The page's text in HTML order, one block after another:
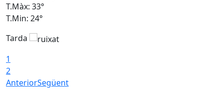
T.Màx: 33°
T.Min: 24°
Tarda
1
2
AnteriorSegüent